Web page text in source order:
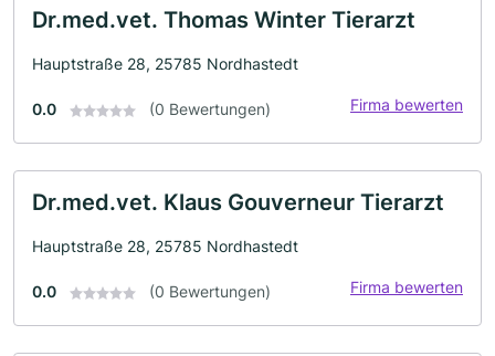
Dr.med.vet. Thomas Winter Tierarzt
Hauptstraße 28, 25785 Nordhastedt
0.0 (0 Bewertungen) Firma bewerten
Dr.med.vet. Klaus Gouverneur Tierarzt
Hauptstraße 28, 25785 Nordhastedt
0.0 (0 Bewertungen) Firma bewerten